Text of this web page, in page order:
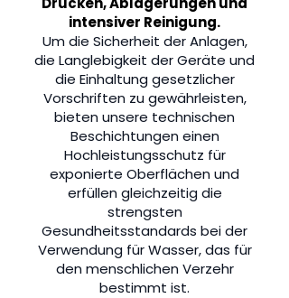
intensiver Reinigung.
Um die Sicherheit der Anlagen,
die Langlebigkeit der Geräte und
die Einhaltung gesetzlicher
Vorschriften zu gewährleisten,
bieten unsere technischen
Beschichtungen einen
Hochleistungsschutz für
exponierte Oberflächen und
erfüllen gleichzeitig die
strengsten
Gesundheitsstandards bei der
Verwendung für Wasser, das für
den menschlichen Verzehr
bestimmt ist.